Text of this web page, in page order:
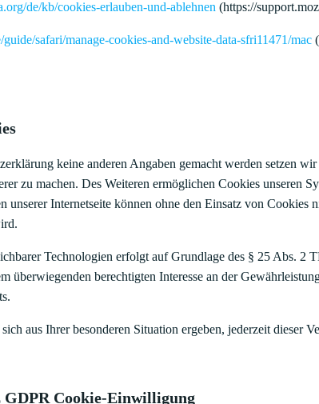
de/kb/cookies-erlauben-und-ablehnen (https://
safari/manage-cookies-and-website-data-sfri11471/mac
keine anderen Angaben gemacht werden setzen
zu machen. Des Weiteren ermöglichen Cookies unseren
unserer Internetseite können ohne den Einsatz von
Technologien erfolgt auf Grundlage des § 25 Abs. 2
überwiegenden berechtigten Interesse an der
aus Ihrer besonderen Situation ergeben, jederzeit dieser
GDPR Cookie-Einwilligung